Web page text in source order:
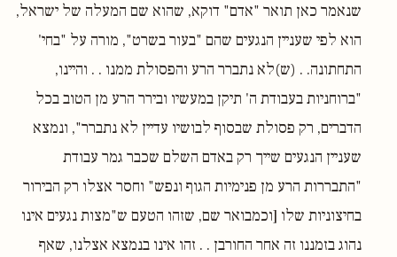
שנאמר כאן תואר "אדם" דוקא, שהוא שם המעלה של ישראל,
הוא לפי שעניין הנגעים שהם "בעור בשרט", מורה על "בחי'
התחתונה. . (ש)לא נתברר הרע והפסולת ממנו . . והיינו,
"ברוחניות בעבודת ה' תיקן במעשיו ובירר הרע מן הטוב בכל
הדברים, רק פסולת שבסוף לבושיו עדיין לא נתברר", ונמצא
שעניין הנגעים שייך רק באדם השלם שכבר גמר עבודת
"התבררות הרע מן פנימיות הגוף ונפש" וחסר אצלו רק הבירור
בחיצוניות שלו [וכמבואר שם, שזהו הטעם ש"מצות נגעים אינו
נהוג בזמננו זה אחר החורבן . . זהו אינו בנמצא אצלנו, שאף